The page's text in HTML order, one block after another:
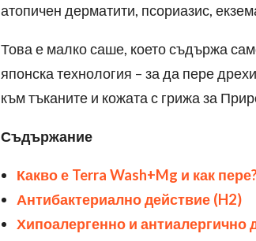
атопичен дерматити, псориазис,
Това е малко саше, което съдържа
японска технология – за да пере
към тъканите и кожата с грижа за
Съдържание
Какво е Terra Wash+Mg и как пере
Антибактериално действие (H2)
Хипоалергенно и антиалергично